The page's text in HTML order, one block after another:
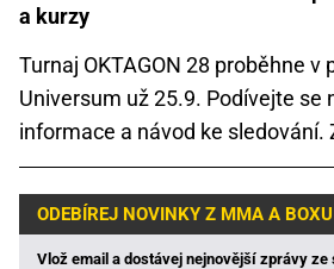
a kurzy
Turnaj OKTAGON 28 proběhne v
Universum už 25.9. Podívejte se
informace a návod ke sledování.
ODEBÍREJ NOVINKY Z MMA A BOXU
Vlož email a dostávej nejnovější zprávy